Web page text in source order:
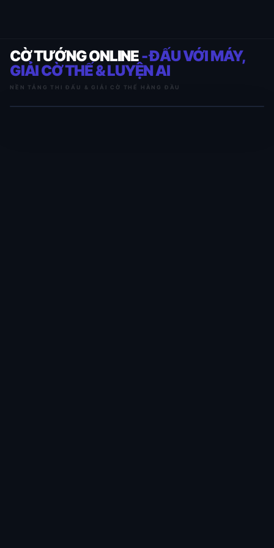
CỜ TƯỚNG ONLINE- ĐẤU VỚI MÁY,
GIẢI CỜ THẾ & LUYỆN AI
NỀN TẢNG THI ĐẤU & GIẢI CỜ THẾ HÀNG ĐẦU